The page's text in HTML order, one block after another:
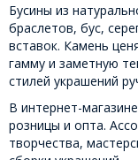
Бусины из
браслетов, бус,
вставок. Камень
гамму и заметную
стилей украшений
В интернет-
розницы и опта.
творчества,